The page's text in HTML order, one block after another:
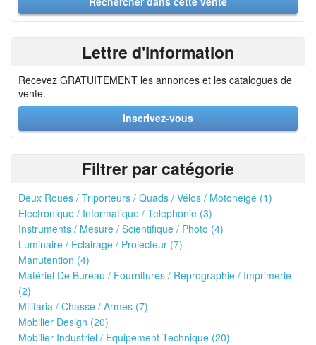
Lettre d'information
Recevez GRATUITEMENT les annonces et les catalogues de
vente.
Inscrivez-vous
Filtrer par catégorie
Deux Roues / Triporteurs / Quads / Vélos / Motoneige (1)
Electronique / Informatique / Telephonie (3)
Instruments / Mesure / Scientifique / Photo (4)
Luminaire / Eclairage / Projecteur (7)
Manutention (4)
Matériel De Bureau / Fournitures / Reprographie / Imprimerie
(2)
Militaria / Chasse / Armes (7)
Mobilier Design (20)
Mobilier Industriel / Equipement Technique (20)